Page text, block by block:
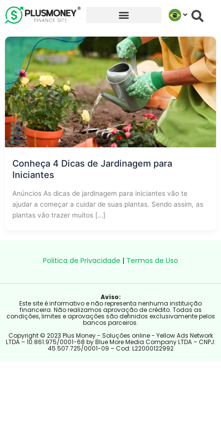
para
conteúdo
Conheça 4 Dicas de Jardinagem para
Iniciantes
Anúncios As dicas de jardinagem para iniciantes vão te
ajudar a começar a cuidar de suas plantas. Sendo assim, as
plantas vão trazer muitos […]
Politica de Privacidade | Termos de Uso
Aviso:
Este site é informativo e não representa nenhuma instituição
financeira. Não realizamos aprovação de crédito. Todas as
condições, limites e aprovações são definidos exclusivamente pelos
bancos parceiros.
Copyright © 2023 Plus Money - Soluções online - Yellow Ads Network
LTDA – 10.861.975/0001-68 by Blue More Media Company LTDA – CNPJ:
45.507.725/0001-09 – Cod: L22000122992